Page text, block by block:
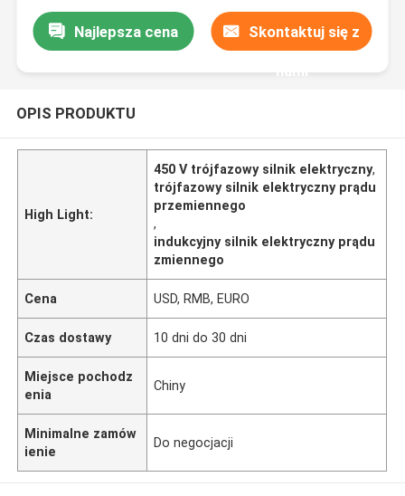
Najlepsza cena Skontaktuj się z
nami
OPIS PRODUKTU
High Light:
450 V trójfazowy silnik elektryczny,
trójfazowy silnik elektryczny prądu
przemiennego
,
indukcyjny silnik elektryczny prądu
zmiennego
Cena USD, RMB, EURO
Czas dostawy 10 dni do 30 dni
Miejsce pochodz
enia
Chiny
Minimalne zamów
ienie
Do negocjacji